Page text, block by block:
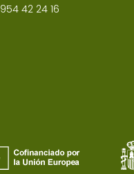
954 42 24 16